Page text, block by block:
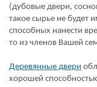
(дубовые двери,
такое сырье не будет
способных нанести
то из членов Вашей
Деревянные двери
хорошей